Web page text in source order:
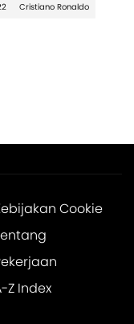
Cristiano Ronaldo
Cookie
Z Index